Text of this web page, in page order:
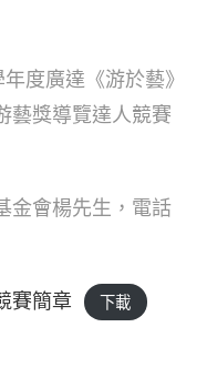
度廣達《游於藝》
藝獎導覽達人競賽
金會楊先生，電話
賽簡章 下載